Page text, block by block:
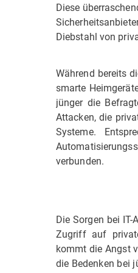
Diese
Diebstahl von
Während bereits
smarte
jünger die
Attacken, die
Systeme.
verbunden.
Die Sorgen bei
Zugriff auf
kommt die Angst
die Bedenken bei